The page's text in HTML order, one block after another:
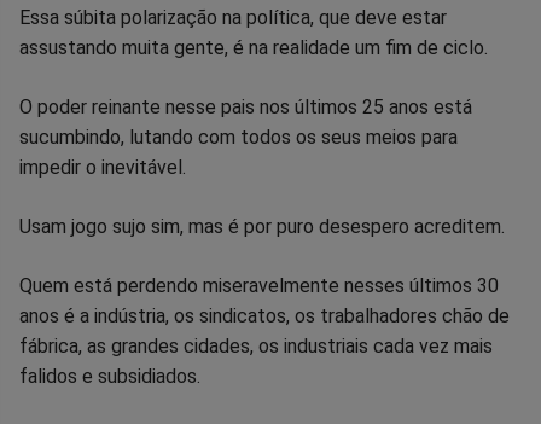
Compartilhar
Facebook
Compartilhar
Whatsapp
Compartilhar
Twitter
Compartilhar
Messenger
Compartilhar
TelegramGettr
Essa súbita polarização na política, que deve estar
assustando muita gente, é na realidade um fim de ciclo.
O poder reinante nesse pais nos últimos 25 anos está
sucumbindo, lutando com todos os seus meios para
impedir o inevitável.
Usam jogo sujo sim, mas é por puro desespero acreditem.
Quem está perdendo miseravelmente nesses últimos 30
anos é a indústria, os sindicatos, os trabalhadores chão de
fábrica, as grandes cidades, os industriais cada vez mais
falidos e subsidiados.